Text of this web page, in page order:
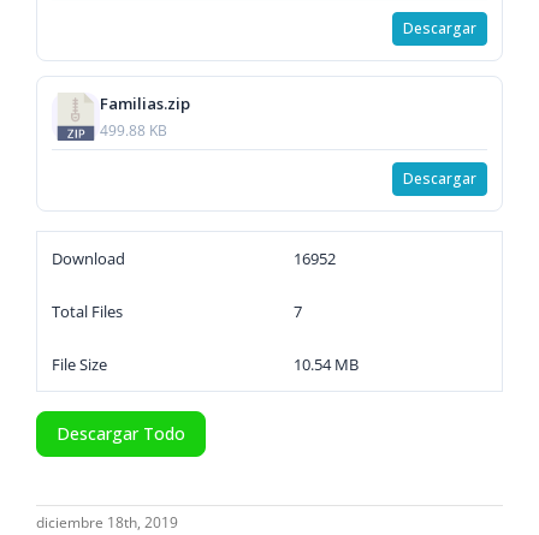
Descargar
Familias.zip
499.88 KB
Descargar
Download 16952
Total Files 7
File Size 10.54 MB
Descargar Todo
diciembre 18th, 2019